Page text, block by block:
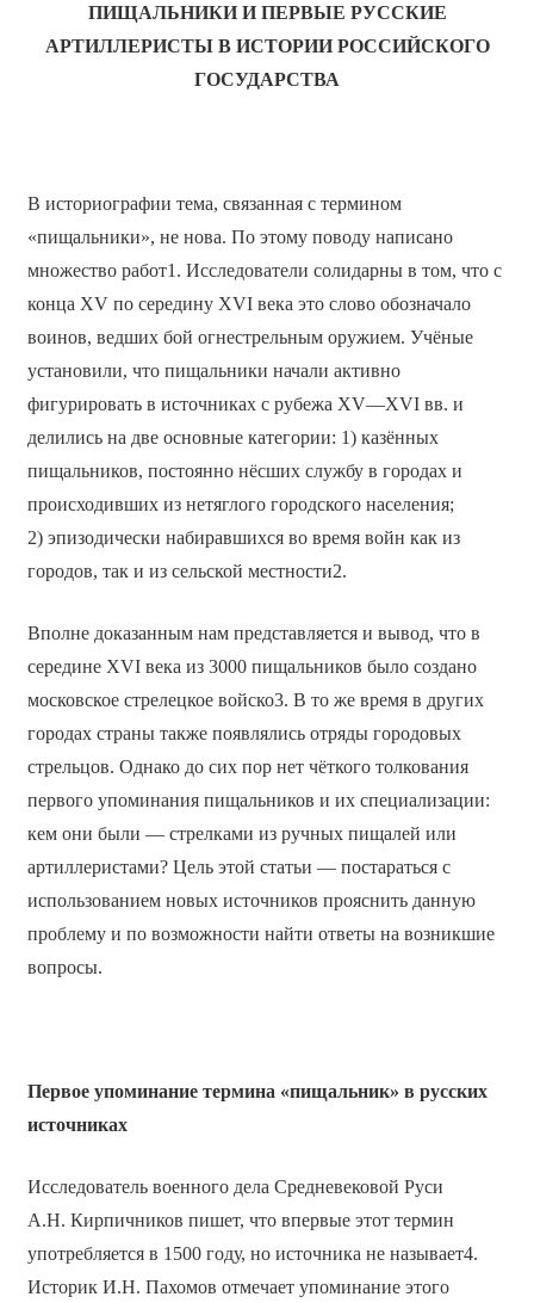
ПИЩАЛЬНИКИ И ПЕРВЫЕ РУССКИЕ
АРТИЛЛЕРИСТЫ В ИСТОРИИ РОССИЙСКОГО
ГОСУДАРСТВА
В историографии тема, связанная с термином
«пищальники», не нова. По этому поводу написано
множество работ1. Исследователи солидарны в том, что с
конца XV по середину XVI века это слово обозначало
воинов, ведших бой огнестрельным оружием. Учёные
установили, что пищальники начали активно
фигурировать в источниках с рубежа XV—XVI вв. и
делились на две основные категории: 1) казённых
пищальников, постоянно нёсших службу в городах и
происходивших из нетяглого городского населения;
2) эпизодически набиравшихся во время войн как из
городов, так и из сельской местности2.
Вполне доказанным нам представляется и вывод, что в
середине XVI века из 3000 пищальников было создано
московское стрелецкое войско3. В то же время в других
городах страны также появлялись отряды городовых
стрельцов. Однако до сих пор нет чёткого толкования
первого упоминания пищальников и их специализации:
кем они были — стрелками из ручных пищалей или
артиллеристами? Цель этой статьи — постараться с
использованием новых источников прояснить данную
проблему и по возможности найти ответы на возникшие
вопросы.
Первое упоминание термина «пищальник» в русских
источниках
Исследователь военного дела Средневековой Руси
А.Н. Кирпичников пишет, что впервые этот термин
употребляется в 1500 году, но источника не называет4.
Историк И.Н. Пахомов отмечает упоминание этого